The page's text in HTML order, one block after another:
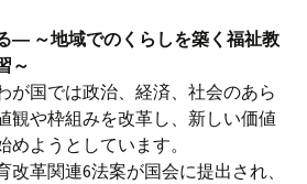
― ～地域でのくらしを築く福祉教
～
が国では政治、経済、社会のあら
観や枠組みを改革し、新しい価値
ようとしています。
革関連6法案が国会に提出され、